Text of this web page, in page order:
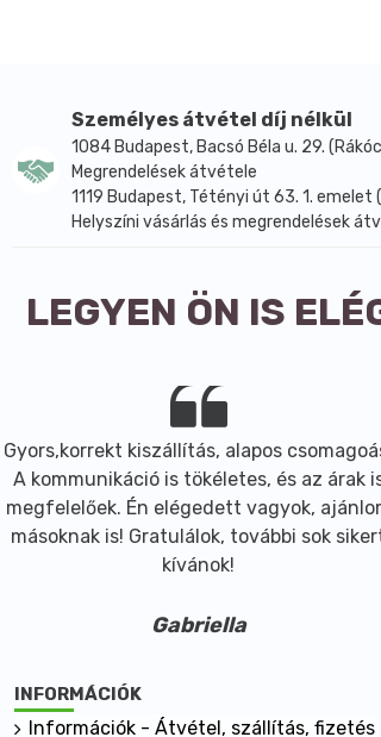
Személyes átvétel díj nélkül
1084 Budapest, Bacsó Béla u. 29.
Megrendelések átvétele
1119 Budapest, Tétényi út 63. 1. emelet
Helyszíni vásárlás és megrendelések
LEGYEN ÖN IS
Gyors,korrekt kiszállítás, alapos
A kommunikáció is tökéletes, és az árak
megfelelőek. Én elégedett vagyok,
másoknak is! Gratulálok, további sok
kívánok!
Gabriella
INFORMÁCIÓK
Információk - Átvétel, szállítás, fizetés